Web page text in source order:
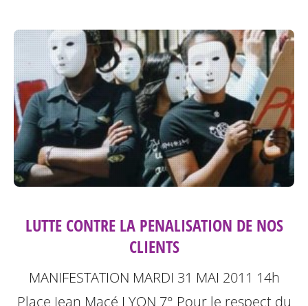
LUTTE CONTRE LA PENALISATION DE NOS
CLIENTS
MANIFESTATION MARDI 31 MAI 2011 14h
Place Jean Macé LYON 7° Pour le respect du